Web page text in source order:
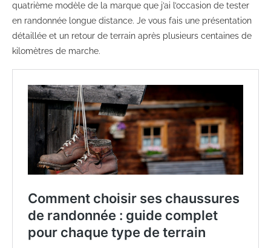
quatrième modèle de la marque que j’ai l’occasion de tester
en randonnée longue distance. Je vous fais une présentation
détaillée et un retour de terrain après plusieurs centaines de
kilomètres de marche.